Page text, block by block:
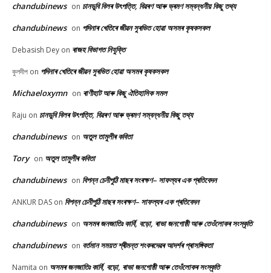
chandubinews on চানডুবি বিলৰ উৎপত্তি, বিৱৰণ আৰু ভ্ৰমণ সম্বন্ধনীয় কিছু তথ্য
chandubinews on পদিনাৰ খেতিৰে জীৱন সুৰভিত হোৱা অসমৰ কৃষকসকল
Debasish Dey on ৰাজহ বিভাগত নিযুক্তি
কুলদীপ on পদিনাৰ খেতিৰে জীৱন সুৰভিত হোৱা অসমৰ কৃষকসকল
Michaeloxymn on ৰাণীহাট আৰু কিছু ঐতিহাসিক সমল
Raju on চানডুবি বিলৰ উৎপত্তি, বিৱৰণ আৰু ভ্ৰমণ সম্বন্ধনীয় কিছু তথ্য
chandubinews on অতুল তামুলীৰ কবিতা
Tory on অতুল তামুলীৰ কবিতা
chandubinews on বিপন্ন চেনীপুঠি মাছৰ সংৰক্ষণ– সাফল্যৰ এক প্ৰতিবেদন
ANKUR DAS on বিপন্ন চেনীপুঠি মাছৰ সংৰক্ষণ– সাফল্যৰ এক প্ৰতিবেদন
chandubinews on অসমৰ জনজাতিঃ কাৰ্বি, বড়ো, ৰাভা জনগোষ্ঠী আৰু তেওঁলোকৰ সংস্কৃতি
chandubinews on বৰ্তমান সময়ত শ্ৰীমন্ত শংকৰদেৱৰ আদৰ্শৰ প্ৰাসঙ্গিকতা
Namita on অসমৰ জনজাতিঃ কাৰ্বি, বড়ো, ৰাভা জনগোষ্ঠী আৰু তেওঁলোকৰ সংস্কৃতি